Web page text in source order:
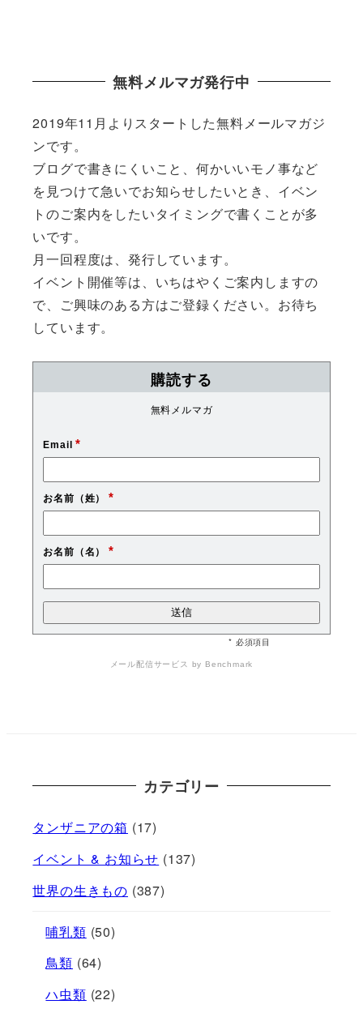
無料メルマガ発行中
2019年11月よりスタートした無料メールマガジ
ンです。
ブログで書きにくいこと、何かいいモノ事など
を見つけて急いでお知らせしたいとき、イベン
トのご案内をしたいタイミングで書くことが多
いです。
月一回程度は、発行しています。
イベント開催等は、いちはやくご案内しますの
で、ご興味のある方はご登録ください。お待ち
しています。
購読する
無料メルマガ
Email*
お名前（姓） *
お名前（名） *
* 必須項目
メール配信サービス by Benchmark
カテゴリー
タンザニアの箱 (17)
イベント & お知らせ (137)
世界の生きもの (387)
哺乳類 (50)
鳥類 (64)
ハ虫類 (22)